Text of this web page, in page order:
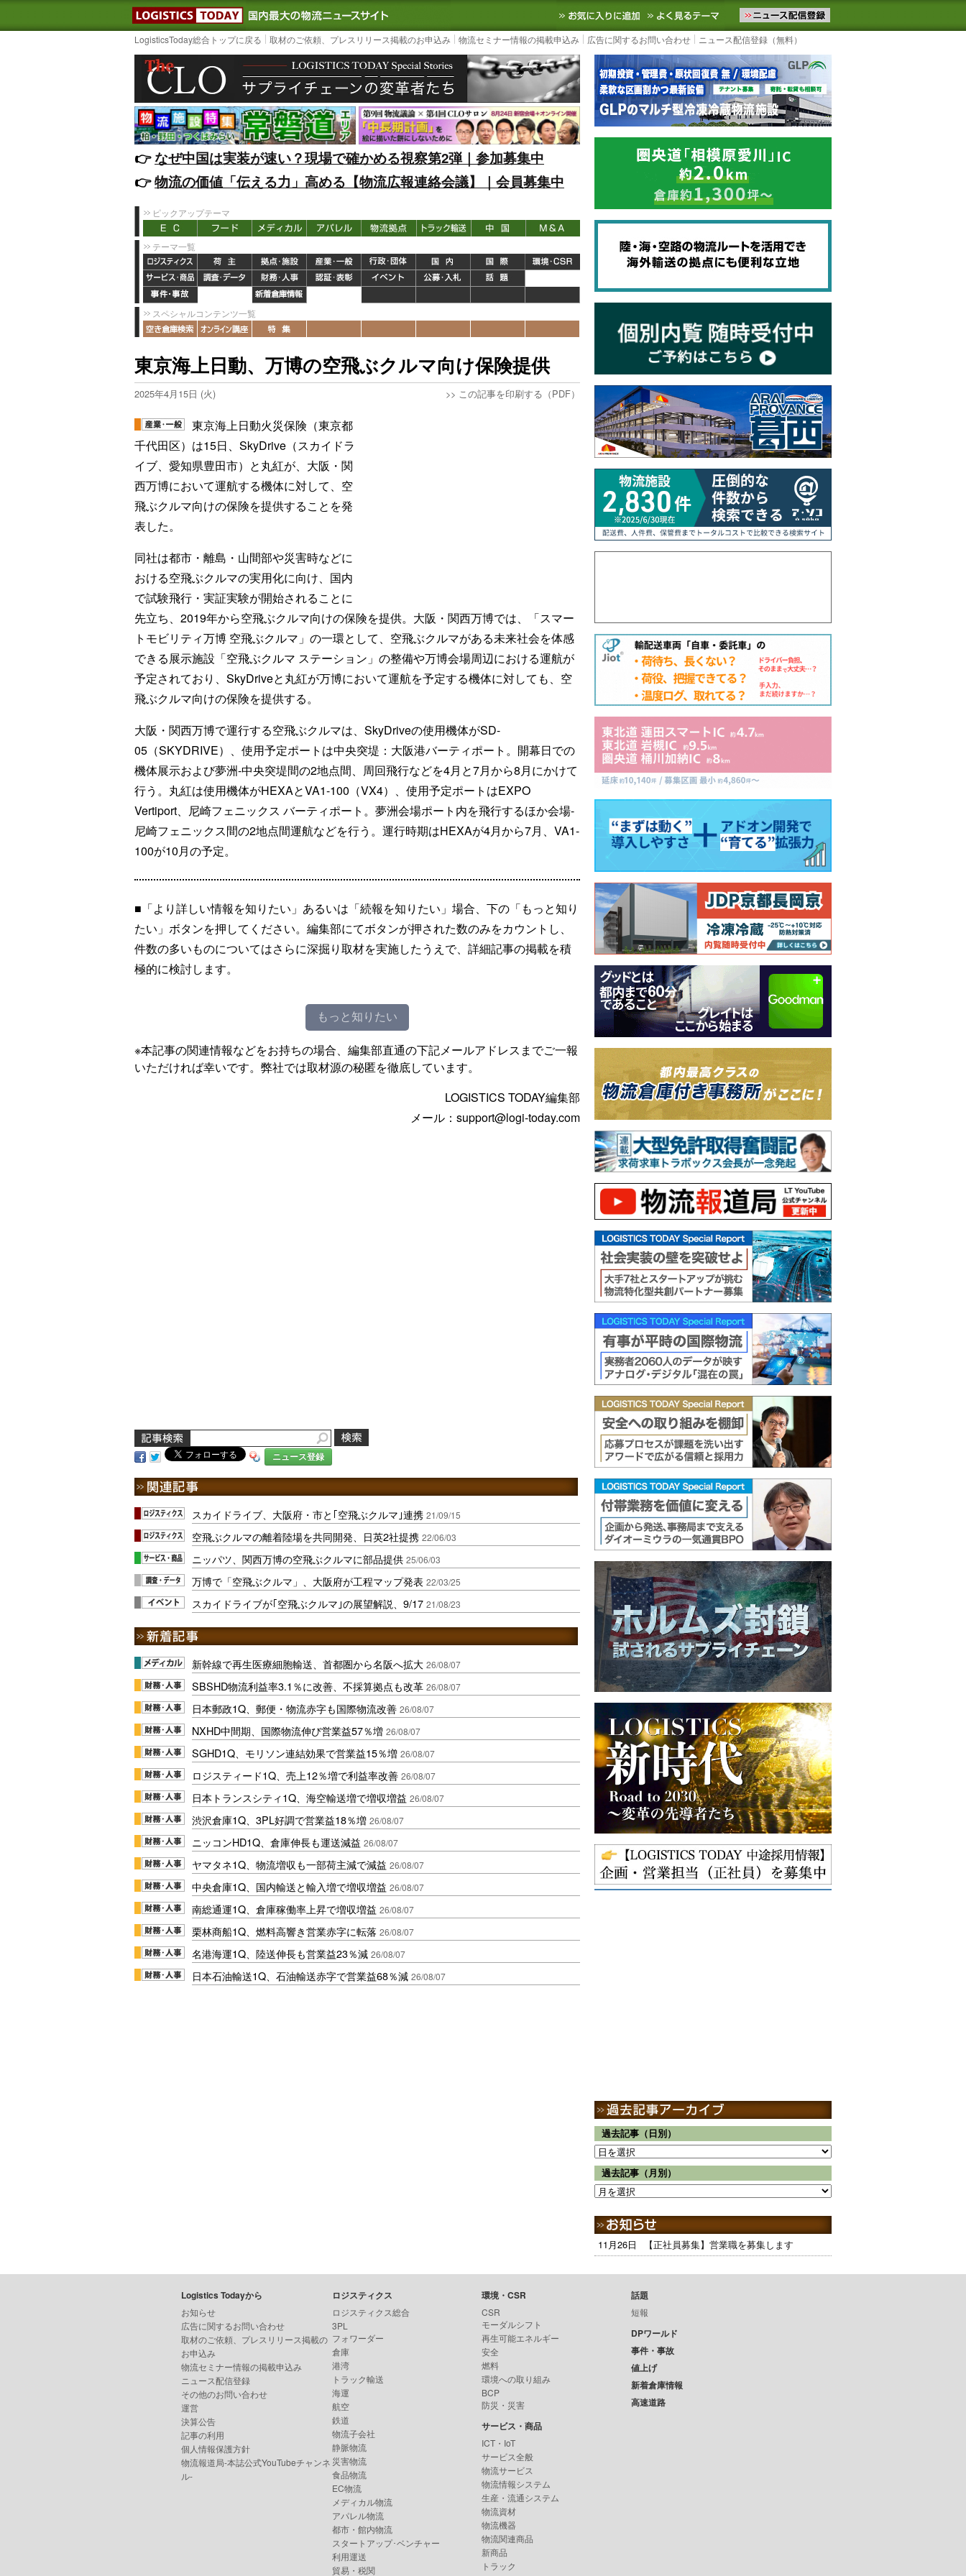
LOGISTICS TODAY｜国内最大の物流ニュースサイト3PL, SCMなど国内外の最新の物流ニュースをお届けします。物流ニュースメール配信を登録す
お気に入りに追加 よく見るテーマ
LogisticsToday総合トップに戻る 取材のご依頼、プレスリリース掲載のお申込み 物流セミナー情報の掲載申込み 広告に関するお問い合わせ ニュース配信登録（無料）
👉️なぜ中国は実装が速い？現場で確かめる視察第2弾｜参加募集中
👉️物流の価値「伝える力」高める【物流広報連絡会議】｜会員募集中
ピックアップテーマ
テーマ一覧
スペシャルコンテンツ一覧
東京海上日動、万博の空飛ぶクルマ向け保険提供
2025年4月15日 (火) >> この記事を印刷する（PDF）
東京海上日動火災保険（東京都
千代田区）は15日、SkyDrive（スカイドラ
イブ、愛知県豊田市）と丸紅が、大阪・関
西万博において運航する機体に対して、空
飛ぶクルマ向けの保険を提供することを発
表した。
同社は都市・離島・山間部や災害時などに
おける空飛ぶクルマの実用化に向け、国内
で試験飛行・実証実験が開始されることに
先立ち、2019年から空飛ぶクルマ向けの保険を提供。大阪・関西万博では、「スマー
トモビリティ万博 空飛ぶクルマ」の一環として、空飛ぶクルマがある未来社会を体感
できる展示施設「空飛ぶクルマ ステーション」の整備や万博会場周辺における運航が
予定されており、SkyDriveと丸紅が万博において運航を予定する機体に対しても、空
飛ぶクルマ向けの保険を提供する。
大阪・関西万博で運行する空飛ぶクルマは、SkyDriveの使用機体がSD-
05（SKYDRIVE）、使用予定ポートは中央突堤：大阪港バーティポート。開幕日での
機体展示および夢洲-中央突堤間の2地点間、周回飛行などを4月と7月から8月にかけて
行う。丸紅は使用機体がHEXAとVA1-100（VX4）、使用予定ポートはEXPO
Vertiport、尼崎フェニックス バーティポート。夢洲会場ポート内を飛行するほか会場-
尼崎フェニックス間の2地点間運航などを行う。運行時期はHEXAが4月から7月、VA1-
100が10月の予定。
■「より詳しい情報を知りたい」あるいは「続報を知りたい」場合、下の「もっと知り
たい」ボタンを押してください。編集部にてボタンが押された数のみをカウントし、
件数の多いものについてはさらに深掘り取材を実施したうえで、詳細記事の掲載を積
極的に検討します。
もっと知りたい
※本記事の関連情報などをお持ちの場合、編集部直通の下記メールアドレスまでご一報
いただければ幸いです。弊社では取材源の秘匿を徹底しています。
LOGISTICS TODAY編集部
メール：support@logi-today.com
ニュース登録
スカイドライブ、大阪府・市と｢空飛ぶクルマ｣連携 21/09/15
空飛ぶクルマの離着陸場を共同開発、日英2社提携 22/06/03
ニッパツ、関西万博の空飛ぶクルマに部品提供 25/06/03
万博で「空飛ぶクルマ」、大阪府が工程マップ発表 22/03/25
スカイドライブが｢空飛ぶクルマ｣の展望解説、9/17 21/08/23
新幹線で再生医療細胞輸送、首都圏から名阪へ拡大 26/08/07
SBSHD物流利益率3.1％に改善、不採算拠点も改革 26/08/07
日本郵政1Q、郵便・物流赤字も国際物流改善 26/08/07
NXHD中間期、国際物流伸び営業益57％増 26/08/07
SGHD1Q、モリソン連結効果で営業益15％増 26/08/07
ロジスティード1Q、売上12％増で利益率改善 26/08/07
日本トランスシティ1Q、海空輸送増で増収増益 26/08/07
渋沢倉庫1Q、3PL好調で営業益18％増 26/08/07
ニッコンHD1Q、倉庫伸長も運送減益 26/08/07
ヤマタネ1Q、物流増収も一部荷主減で減益 26/08/07
中央倉庫1Q、国内輸送と輸入増で増収増益 26/08/07
南総通運1Q、倉庫稼働率上昇で増収増益 26/08/07
栗林商船1Q、燃料高響き営業赤字に転落 26/08/07
名港海運1Q、陸送伸長も営業益23％減 26/08/07
日本石油輸送1Q、石油輸送赤字で営業益68％減 26/08/07
過去記事（日別）
過去記事（月別）
11月26日 【正社員募集】営業職を募集します
Logistics Todayから
お知らせ
広告に関するお問い合わせ
取材のご依頼、プレスリリース掲載の
お申込み
物流セミナー情報の掲載申込み
ニュース配信登録
その他のお問い合わせ
運営
決算公告
記事の利用
個人情報保護方針
物流報道局-本誌公式YouTubeチャンネ
ル-
ロジスティクス
ロジスティクス総合
3PL
フォワーダー
倉庫
港湾
トラック輸送
海運
航空
鉄道
物流子会社
静脈物流
災害物流
食品物流
EC物流
メディカル物流
アパレル物流
都市・館内物流
スタートアップ･ベンチャー
利用運送
貿易・税関
環境・CSR
CSR
モーダルシフト
再生可能エネルギー
安全
燃料
環境への取り組み
BCP
防災・災害
サービス・商品
ICT・IoT
サービス全般
物流サービス
物流情報システム
生産・流通システム
物流資材
物流機器
物流関連商品
新商品
トラック
話題
短報
DPワールド
事件・事故
値上げ
新着倉庫情報
高速道路